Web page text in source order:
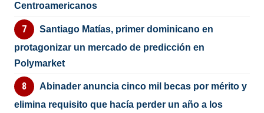
Centroamericanos
Santiago Matías, primer dominicano en
protagonizar un mercado de predicción en
Polymarket
Abinader anuncia cinco mil becas por mérito y
elimina requisito que hacía perder un año a los